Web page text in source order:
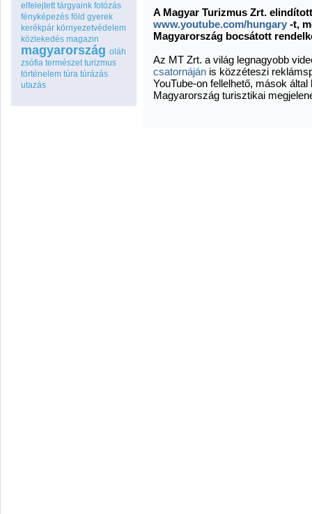
elfelejtett tárgyaink fotózás
fényképezés föld gyerek
kerékpár környezetvédelem
közlekedés magazin
magyarország oláh
zsófia természet turizmus
történelem túra túrázás
utazás
A Magyar Turizmus Zrt.
www.youtube.com/hungary -t,
Magyarország bocsátott
Az MT Zrt. a világ legnagyobb
csatornáján is közzéteszi
YouTube-on fellelhető, mások
Magyarország turisztikai